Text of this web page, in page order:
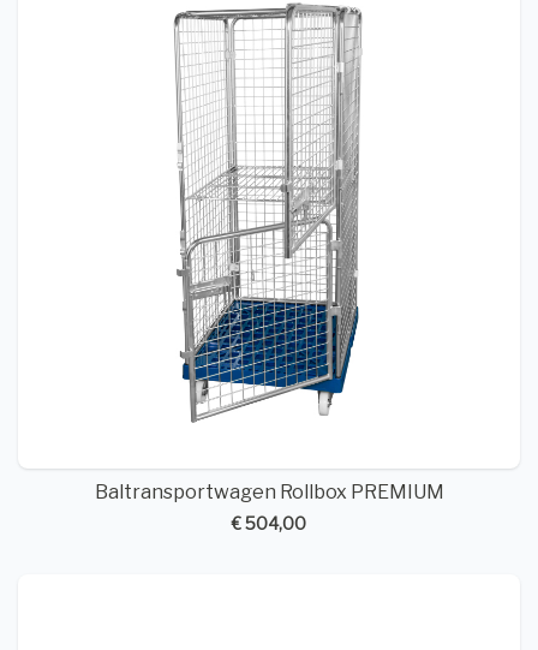
Baltransportwagen Rollbox PREMIUM
€ 504,00